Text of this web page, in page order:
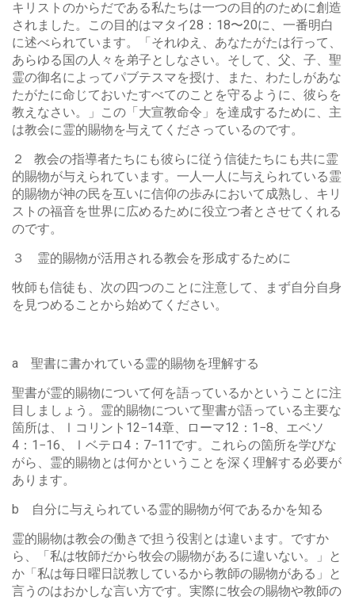
キリストのからだである私たちは一つの目的のために創造
されました。この目的はマタイ28：18〜20に、一番明白
に述べられています。「それゆえ、あなたがたは行って、
あらゆる国の人々を弟子としなさい。そして、父、子、聖
霊の御名によってパブテスマを授け、また、わたしがあな
たがたに命じておいたすべてのことを守るように、彼らを
教えなさい。」この「大宣教命令」を達成するために、主
は教会に霊的賜物を与えてくださっているのです。
２ 教会の指導者たちにも彼らに従う信徒たちにも共に霊
的賜物が与えられています。一人一人に与えられている霊
的賜物が神の民を互いに信仰の歩みにおいて成熟し、キリ
ストの福音を世界に広めるために役立つ者とさせてくれる
のです。
３ 霊的賜物が活用される教会を形成するために
牧師も信徒も、次の四つのことに注意して、まず自分自身
を見つめることから始めてください。
a 聖書に書かれている霊的賜物を理解する
聖書が霊的賜物について何を語っているかということに注
目しましょう。霊的賜物について聖書が語っている主要な
箇所は、Ⅰコリント12−14章、ローマ12：1−8、エベソ
4：1−16、Ⅰベテロ4：7−11です。これらの箇所を学びな
がら、霊的賜物とは何かということを深く理解する必要が
あります。
b 自分に与えられている霊的賜物が何であるかを知る
霊的賜物は教会の働きで担う役割とは違います。ですか
ら、「私は牧師だから牧会の賜物があるに違いない。」と
か「私は毎日曜日説教しているから教師の賜物がある」と
言うのはおかしな言い方です。実際に牧会の賜物や教師の